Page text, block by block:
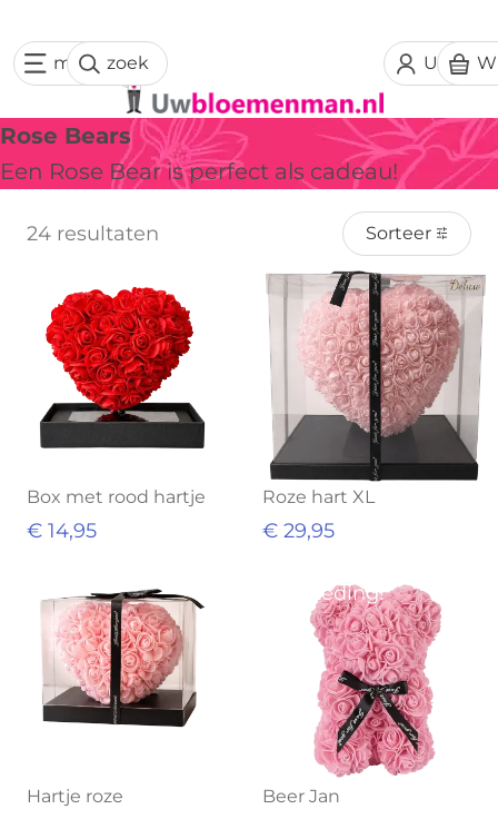
Uw
menuzoek
Rose Bears
Een Rose Bear is perfect als cadeau!
24 resultaten Sorteer
Box met rood hartje
€ 14,95
Roze hart XL
€ 29,95
Hartje roze
Aanbieding!
Beer Jan